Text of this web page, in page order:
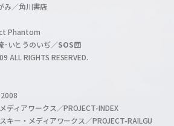
n
l
／角川書店
Phantom
いとうのいぢ／SOS団
ALL RIGHTS RESERVED.
ィアワークス／PROJECT-INDEX
ー・メディアワークス／PROJECT-RAILGU